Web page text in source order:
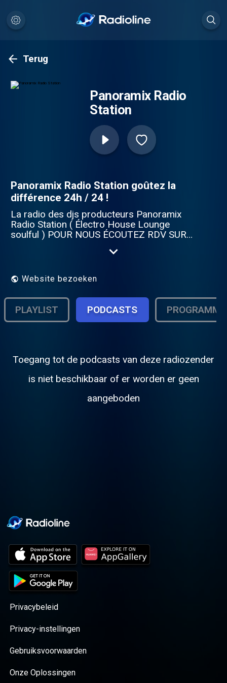
Terug
Panoramix Radio
Station
Panoramix Radio Station goûtez la
différence 24h / 24 !
La radio des djs producteurs Panoramix
Radio Station ( Électro House Lounge
soulful ) POUR NOUS ÉCOUTEZ RDV SUR
https://panoramix-radio-station.com
Website bezoeken
PLAYLIST PODCASTS PROGRAMMA
Toegang tot de podcasts van deze radiozender
is niet beschikbaar of er worden er geen
aangeboden
Privacybeleid
Privacy-instellingen
Gebruiksvoorwaarden
Onze Oplossingen